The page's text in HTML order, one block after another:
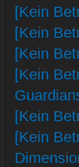
[Kein
[Kein
[Kein
[Kein
[Kein
[Kein